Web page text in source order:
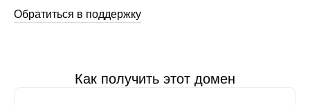
Обратиться в поддержку
Как получить этот домен